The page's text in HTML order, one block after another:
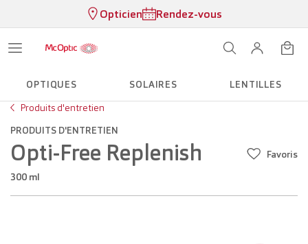
Opticien Rendez-vous
OPTIQUES SOLAIRES
LENTILLES
Produits d'entretien
PRODUITS D'ENTRETIEN
Opti-Free Replenish
300 ml
Favoris